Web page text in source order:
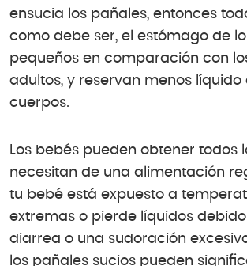
ensucia los pañales, entonces
como debe ser, el estómago de
pequeños en comparación con
adultos, y reservan menos líquido
cuerpos.
Los bebés pueden obtener todos
necesitan de una alimentación
tu bebé está expuesto a
extremas o pierde líquidos
diarrea o una sudoración
los pañales sucios pueden